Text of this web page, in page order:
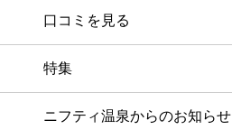
口コミを見る
特集
ニフティ温泉からのお知らせ